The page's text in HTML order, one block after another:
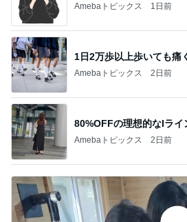
Amebaトピックス 1日前
1日2万歩以上歩いても痛
Amebaトピックス 2日前
80%OFFの理想的なIライ
Amebaトピックス 2日前